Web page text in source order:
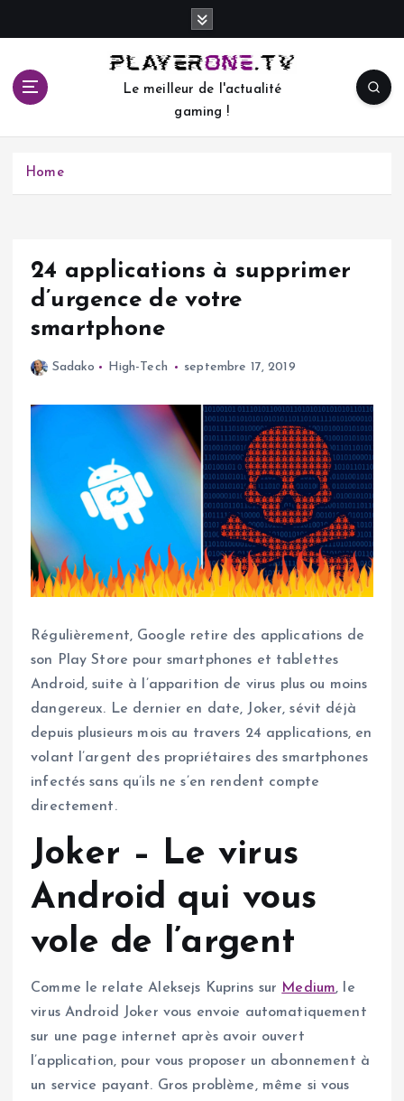
c
Le meilleur de l'actualité
gaming !
Home
24 applications à supprimer
d’urgence de votre
smartphone
Sadako High-Tech septembre 17, 2019
Régulièrement, Google retire des applications de
son Play Store pour smartphones et tablettes
Android, suite à l’apparition de virus plus ou moins
dangereux. Le dernier en date, Joker, sévit déjà
depuis plusieurs mois au travers 24 applications, en
volant l’argent des propriétaires des smartphones
infectés sans qu’ils ne s’en rendent compte
directement.
Joker – Le virus
Android qui vous
vole de l’argent
Comme le relate Aleksejs Kuprins sur Medium, le
virus Android Joker vous envoie automatiquement
sur une page internet après avoir ouvert
l’application, pour vous proposer un abonnement à
un service payant. Gros problème, même si vous